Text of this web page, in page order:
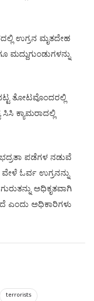
ಉಗ್ರನ ಮೃತದೇಹ
ಮದ್ದುಗುಂಡುಗಳನ್ನು
ತೋಟವೊಂದರಲ್ಲಿ
ಸಿಸಿ ಕ್ಯಾಮರಾದಲ್ಲಿ
ಪಡೆಗಳ ನಡುವೆ
ಓರ್ವ ಉಗ್ರನನ್ನು
ಅಧಿಕೃತವಾಗಿ
ಎಂದು ಅಧಿಕಾರಿಗಳು
terrorists